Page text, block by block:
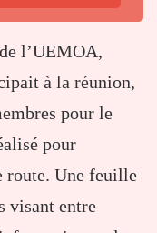
l’UEMOA,
à la réunion,
pour le
pour
route. Une feuille
visant entre